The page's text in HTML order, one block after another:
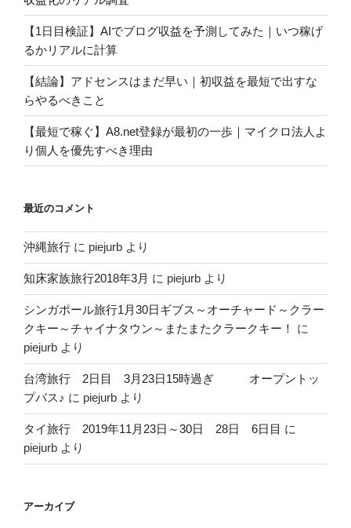
【1日目検証】AIでブログ収益を予測してみた｜いつ稼げ
るかリアルに計算
【結論】アドセンスはまだ早い｜初収益を最短で出すな
らやるべきこと
【最短で稼ぐ】A8.net登録が最初の一歩｜マイクロ法人よ
り個人を優先すべき理由
最近のコメント
沖縄旅行 に piejurb より
知床家族旅行2018年3月 に piejurb より
シンガポール旅行1月30日ギブス～オーチャード～クラー
クキー～チャイナタウン～またまたクラークキー！
に
piejurb より
台湾旅行 2日目 3月23日15時過ぎ オープントッ
プバス♪ に piejurb より
タイ旅行 2019年11月23日～30日 28日 6日目 に
piejurb より
アーカイブ